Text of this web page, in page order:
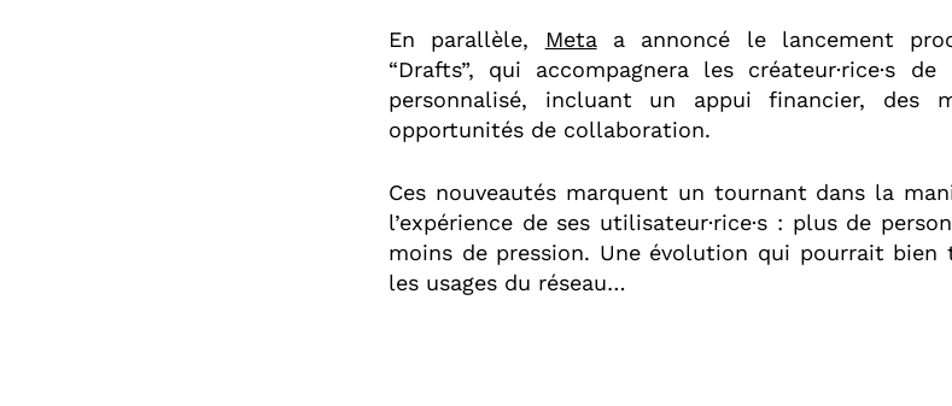
En parallèle, Metaa annoncé le lancement
“Drafts”, qui accompagnera les créateur·rice·s
personnalisé, incluant un appui financier, des
opportunités de collaboration.
Ces nouveautés marquent un tournant dans la
l’expérience de ses utilisateur·rice·s : plus de
moins de pression. Une évolution qui pourrait bien
les usages du réseau…